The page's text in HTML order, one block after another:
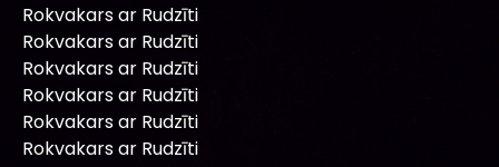
Rokvakars ar Rudzīti
Rokvakars ar Rudzīti
Rokvakars ar Rudzīti
Rokvakars ar Rudzīti
Rokvakars ar Rudzīti
Rokvakars ar Rudzīti